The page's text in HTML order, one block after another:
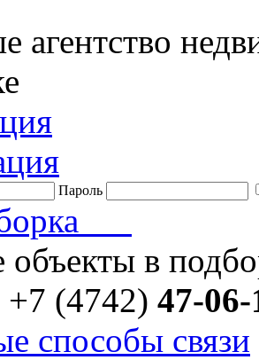
агентство
Пароль
объекты в
+7 (4742) 47-06-
способы связи